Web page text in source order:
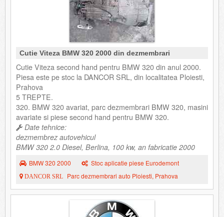
Cutie Viteza BMW 320 2000 din dezmembrari
Cutie Viteza second hand pentru BMW 320 din anul 2000.
Piesa este pe stoc la DANCOR SRL, din localitatea Ploiesti,
Prahova
5 TREPTE.
320. BMW 320 avariat, parc dezmembrari BMW 320, masini
avariate si piese second hand pentru BMW 320.
Date tehnice:
dezmembrez autovehicul
BMW 320 2.0 Diesel, Berlina, 100 kw, an fabricatie 2000
BMW 320 2000 Stoc aplicatie piese Eurodemont
DANCOR SRL Parc dezmembrari auto Ploiesti, Prahova